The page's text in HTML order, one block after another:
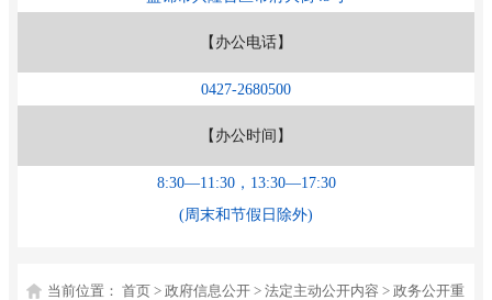
【办公电话】
0427-2680500
【办公时间】
8:30—11:30，13:30—17:30
(周末和节假日除外)
当前位置：首页 > 政府信息公开 > 法定主动公开内容 > 政务公开重